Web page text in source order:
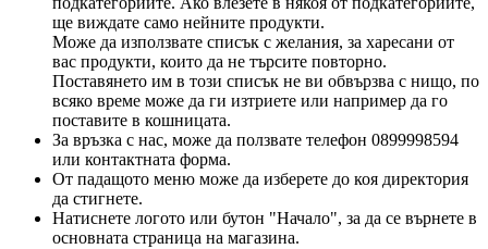
ще виждате само нейните продукти.
Може да използвате списък с желания, за харесани от
вас продукти, които да не търсите повторно.
Поставянето им в този списък не ви обвързва с нищо, по
всяко време може да ги изтриете или например да го
поставите в кошницата.
За връзка с нас, може да ползвате телефон 0899998594
или контактната форма.
От падащото меню може да изберете до коя директория
да стигнете.
Натиснете логото или бутон "Начало", за да се върнете в
основната страница на магазина.